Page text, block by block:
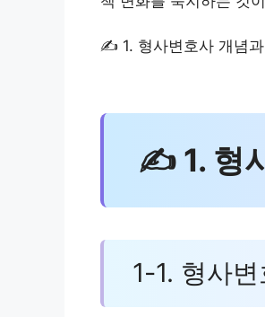
✍ 1. 형사변호사 개념
✍ 1. 형
1-1. 형사